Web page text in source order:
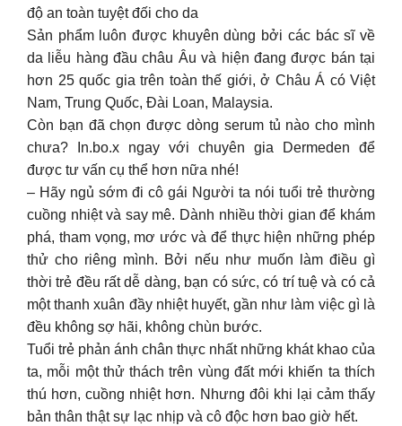
độ an toàn tuyệt đối cho da
Sản phẩm luôn được khuyên dùng bởi các bác sĩ về
da liễu hàng đầu châu Âu và hiện đang được bán tại
hơn 25 quốc gia trên toàn thế giới, ở Châu Á có Việt
Nam, Trung Quốc, Đài Loan, Malaysia.
Còn bạn đã chọn được dòng serum tủ nào cho mình
chưa? In.bo.x ngay với chuyên gia Dermeden để
được tư vấn cụ thể hơn nữa nhé!
– Hãy ngủ sớm đi cô gái Người ta nói tuổi trẻ thường
cuồng nhiệt và say mê. Dành nhiều thời gian để khám
phá, tham vọng, mơ ước và để thực hiện những phép
thử cho riêng mình. Bởi nếu như muốn làm điều gì
thời trẻ đều rất dễ dàng, bạn có sức, có trí tuệ và có cả
một thanh xuân đầy nhiệt huyết, gần như làm việc gì là
đều không sợ hãi, không chùn bước.
Tuổi trẻ phản ánh chân thực nhất những khát khao của
ta, mỗi một thử thách trên vùng đất mới khiến ta thích
thú hơn, cuồng nhiệt hơn. Nhưng đôi khi lại cảm thấy
bản thân thật sự lạc nhịp và cô độc hơn bao giờ hết.